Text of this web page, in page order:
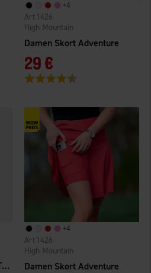
+4
Damen Skort Adventure
High Mountain
1426
29 €
Bewertung:
Damen 3/4-Outdoorhose Travel
+4
Damen Skort Adventure
High Mountain
1426